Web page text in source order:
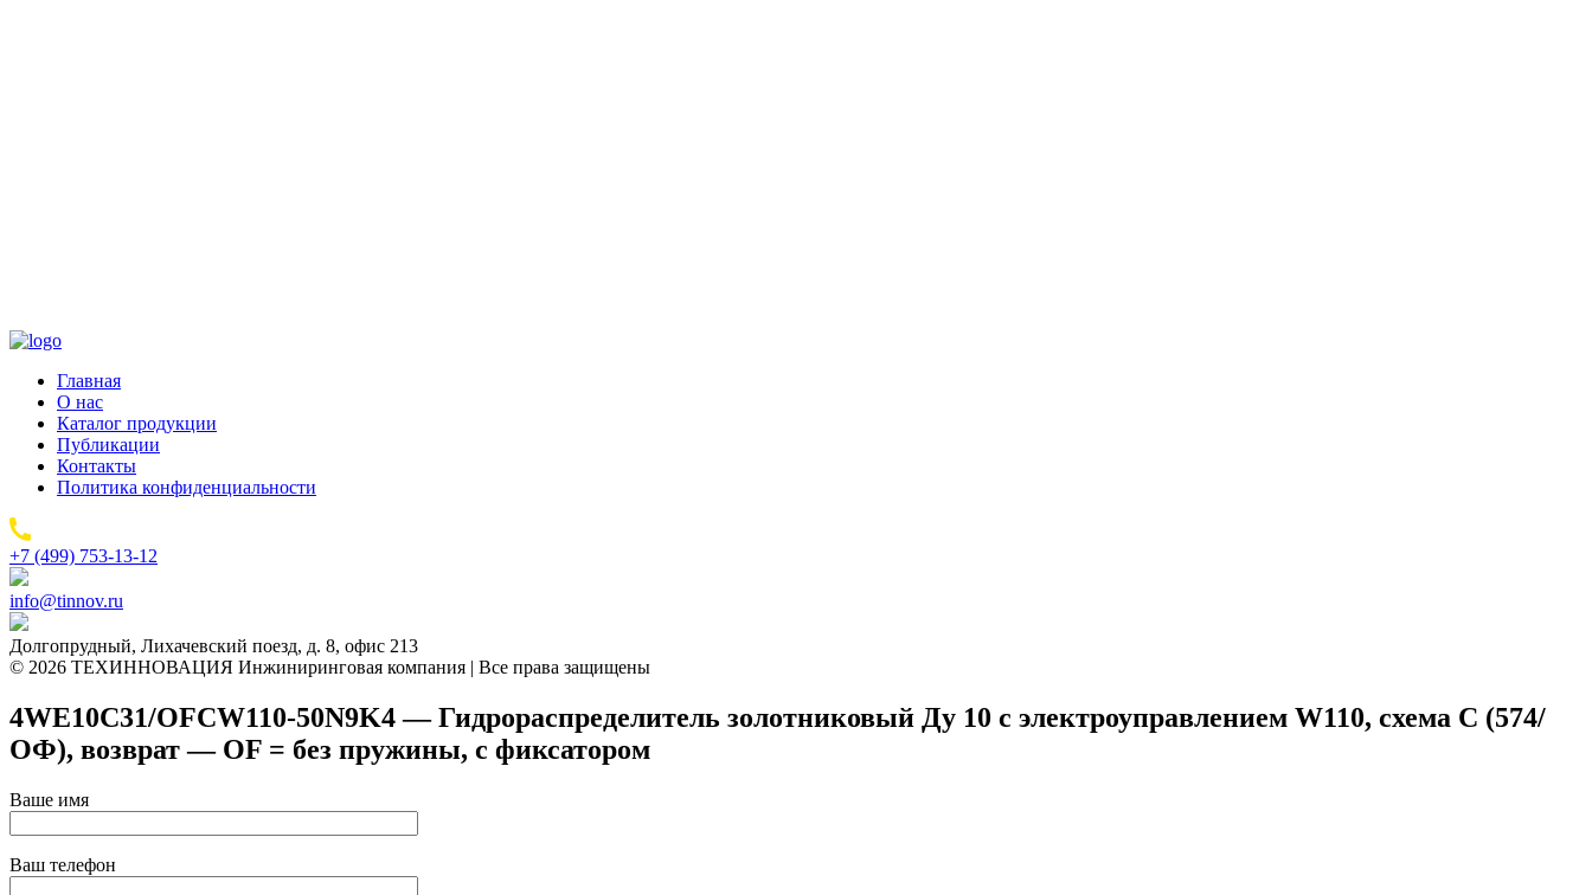
Главная
О нас
Каталог продукции
Публикации
Контакты
Политика конфиденциальности
+7 (499) 753-13-12
info@tinnov.ru
Долгопрудный, Лихачевский поезд, д. 8, офис 213
© 2026 ТЕХИННОВАЦИЯ Инжиниринговая компания | Все права защищены
4WE10C31/OFCW110-50N9K4 — Гидрораспределитель золотниковый Ду 10 с электроуправлением W110, схема C (574/
ОФ), возврат — OF = без пружины, с фиксатором
Ваше имя
Ваш телефон